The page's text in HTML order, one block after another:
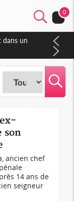
0
dans un
son
ancien chef
14 ans de
seigneur